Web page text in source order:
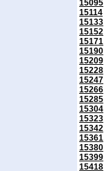
15095
15114
15133
15152
15171
15190
15209
15228
15247
15266
15285
15304
15323
15342
15361
15380
15399
15418